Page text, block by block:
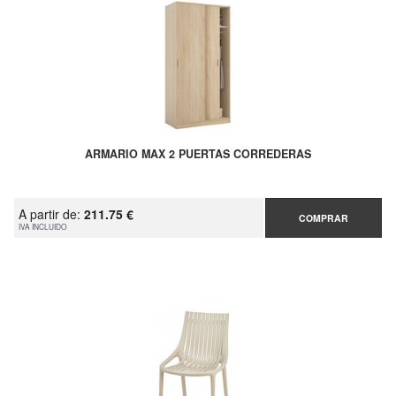
ARMARIO MAX 2 PUERTAS CORREDERAS
A partir de: 211.75 €
IVA INCLUIDO
COMPRAR